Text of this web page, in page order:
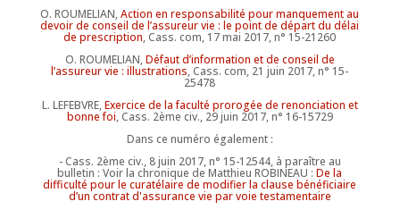
O. ROUMELIAN,Action en responsabilité pour manquement au
devoir de conseil de l’assureur vie : le point de départ du délai
de prescription, Cass. com, 17 mai 2017, n° 15-21260
O. ROUMELIAN,Défaut d’information et de conseil de
l’assureur vie : illustrations, Cass. com, 21 juin 2017, n° 15-
25478
L. LEFEBVRE,Exercice de la faculté prorogée de renonciation et
bonne foi, Cass. 2ème civ., 29 juin 2017, n° 16-15729
Dans ce numéro également :
- Cass. 2ème civ., 8 juin 2017, n° 15-12544, à paraître au
bulletin : Voir la chronique de Matthieu ROBINEAU :De la
difficulté pour le curatélaire de modifier la clause bénéficiaire
d’un contrat d'assurance vie par voie testamentaire